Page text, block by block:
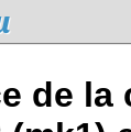
de la